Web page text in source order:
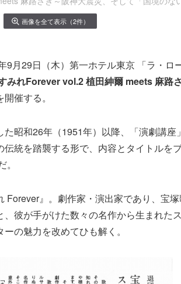
画像を全て表示（2件）
9月29日（木）第一ホテル東京 「ラ・ロ
すみれForever vol.2 植田紳爾 meets 麻路
開催する。
昭和26年（1951年）以降、「演劇講座
統を踏襲する形で、内容とタイトルを
』。劇作家・演出家であり、宝塚
、彼が手がけた数々の名作から生まれた
の魅力を改めてひも解く。